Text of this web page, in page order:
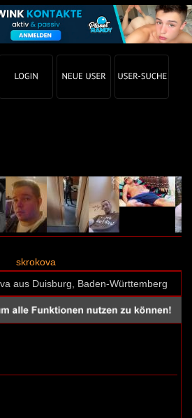
skrokova
aus Duisburg, Baden-Württemberg